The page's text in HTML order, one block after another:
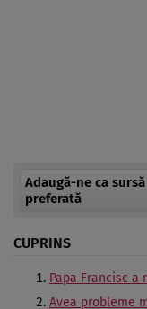
Adaugă-ne ca sursă
preferată
CUPRINS
Papa Francisc
Avea probleme